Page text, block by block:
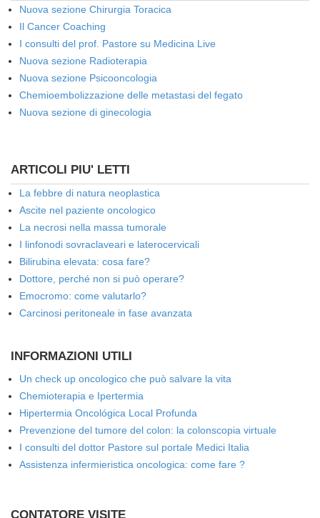
Nuova sezione Chirurgia Toracica
Il Cancer Coaching
I consulti del prof. Pastore su Medicina Live
Nuova sezione Radioterapia
Nuova sezione Psicooncologia
Chemioembolizzazione delle metastasi del fegato
Nuova sezione di ginecologia
ARTICOLI PIU' LETTI
La febbre di natura neoplastica
Ascite nel paziente oncologico
La necrosi nella massa tumorale
I linfonodi sovraclaveari e laterocervicali
Bilirubina elevata: cosa fare?
Dottore, perché non si può operare?
Emocromo: come valutarlo?
Carcinosi peritoneale in fase avanzata
INFORMAZIONI UTILI
Un check up oncologico che può salvare la vita
Chemioterapia e Ipertermia
Hipertermia Oncológica Local Profunda
Prevenzione del tumore del colon: la colonscopia virtuale
I consulti del dottor Pastore sul portale Medici Italia
Assistenza infermieristica oncologica: come fare ?
CONTATORE VISITE